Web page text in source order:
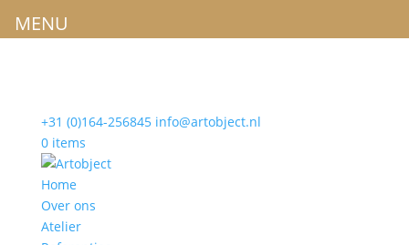
+31 (0)164-256845 info@artobject.nl
0 items
Home
Over ons
Atelier
MENU